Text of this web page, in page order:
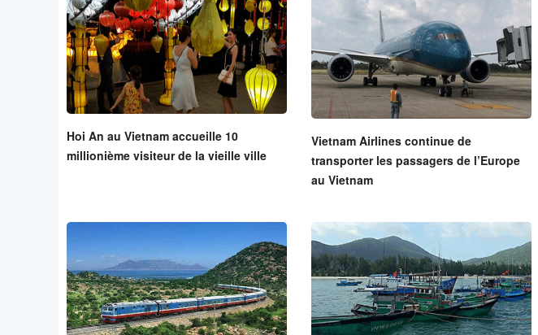
Hoi An au Vietnam accueille 10
millionième visiteur de la vieille ville
Vietnam Airlines continue de
transporter les passagers de l’Europe
au Vietnam